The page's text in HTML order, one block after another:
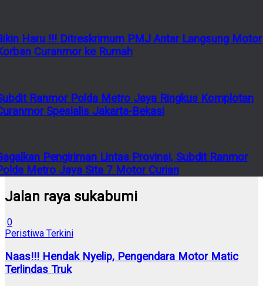
Haru !!! Ditreskrimum PMJ Antar Langsung Motor
Curanmor ke Rumah
Ranmor Polda Metro Jaya Ringkus Komplotan
Spesialis Jakarta-Bekasi
Pengiriman Lintas Provinsi, Subdit Ranmor
Metro Jaya Sita 7 Motor Curian
Jalan raya sukabumi
0
Peristiwa Terkini
Naas!!! Hendak Nyelip, Pengendara Motor Matic
Terlindas Truk